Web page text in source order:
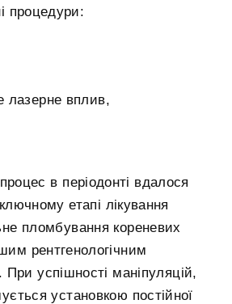
процедури:
лазерне вплив,
в періодонті вдалося
етапі лікування
пломбування кореневих
рентгенологічним
При успішності маніпуляцій,
установкою постійної